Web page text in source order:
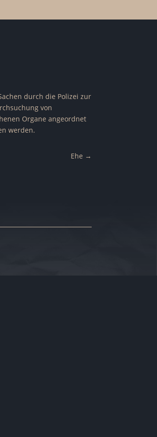
durch die Polizei zur
von
Organe angeordnet
werden.
Ehe →